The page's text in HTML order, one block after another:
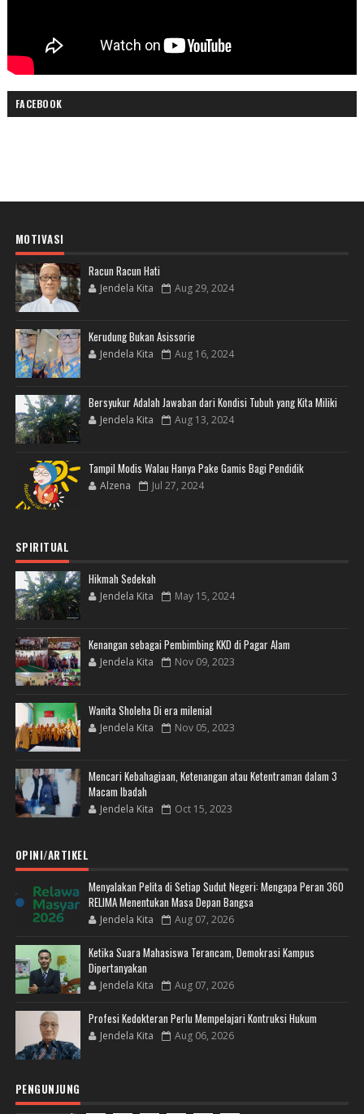
FACEBOOK
MOTIVASI
Racun Racun Hati
Jendela Kita Aug 29, 2024
Kerudung Bukan Asissorie
Jendela Kita Aug 16, 2024
Bersyukur Adalah Jawaban dari Kondisi Tubuh yang Kita Miliki
Jendela Kita Aug 13, 2024
Tampil Modis Walau Hanya Pake Gamis Bagi Pendidik
Alzena Jul 27, 2024
SPIRITUAL
Hikmah Sedekah
Jendela Kita May 15, 2024
Kenangan sebagai Pembimbing KKD di Pagar Alam
Jendela Kita Nov 09, 2023
Wanita Sholeha Di era milenial
Jendela Kita Nov 05, 2023
Mencari Kebahagiaan, Ketenangan atau Ketentraman dalam 3
Macam Ibadah
Jendela Kita Oct 15, 2023
OPINI/ARTIKEL
Menyalakan Pelita di Setiap Sudut Negeri: Mengapa Peran 360
RELIMA Menentukan Masa Depan Bangsa
Jendela Kita Aug 07, 2026
Ketika Suara Mahasiswa Terancam, Demokrasi Kampus
Dipertanyakan
Jendela Kita Aug 07, 2026
Profesi Kedokteran Perlu Mempelajari Kontruksi Hukum
Jendela Kita Aug 06, 2026
PENGUNJUNG